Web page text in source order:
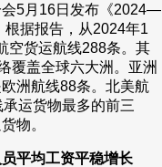
5月16日发布《2024—
据报告，从2024年1
空货运航线288条。其
覆盖全球六大洲。亚洲
洲航线88条。北美航
运货物最多的前三
物。
平均工资平稳增长